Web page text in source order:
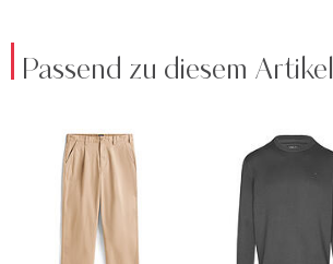
Passend zu diesem Artikel